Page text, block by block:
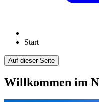
Start
Auf dieser Seite
Willkommen im